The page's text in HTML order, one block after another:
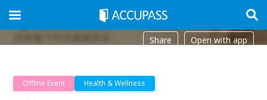
Share Open with app
Offline Event Health & Wellness